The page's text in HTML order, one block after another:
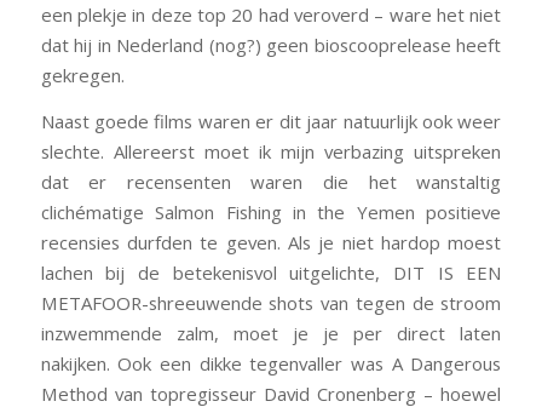
een plekje in deze top 20 had veroverd – ware het niet
dat hij in Nederland (nog?) geen bioscooprelease heeft
gekregen.
Naast goede films waren er dit jaar natuurlijk ook weer
slechte. Allereerst moet ik mijn verbazing uitspreken
dat er recensenten waren die het wanstaltig
clichématigeSalmon Fishing in the Yemenpositieve
recensies durfden te geven. Als je niet hardop moest
lachen bij de betekenisvol uitgelichte, DIT IS EEN
METAFOOR-shreeuwende shots van tegen de stroom
inzwemmende zalm, moet je je per direct laten
nakijken. Ook een dikke tegenvaller was A Dangerous
Method van topregisseur David Cronenberg – hoewel